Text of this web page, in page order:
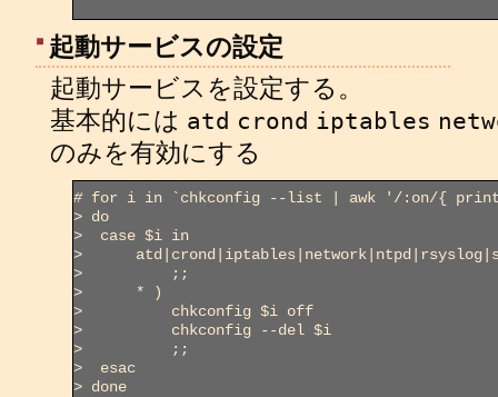
起動サービスの設定
起動サービスを設定する。
基本的には atd crond iptables
のみを有効にする
#
>
>
>
>
>
>
>
>
>
> done